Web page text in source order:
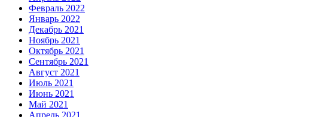
Февраль 2022
Январь 2022
Декабрь 2021
Ноябрь 2021
Октябрь 2021
Сентябрь 2021
Август 2021
Июль 2021
Июнь 2021
Май 2021